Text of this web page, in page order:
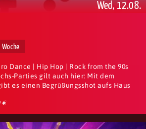
Wed, 12.08.
Dance | Hip Hop | Rock from the 90s
Parties gilt auch hier: Mit dem
es einen Begrüßungsshot aufs Haus
€